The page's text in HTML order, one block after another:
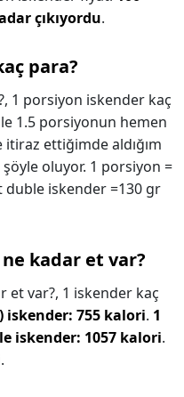
çıkıyordu.
para?
1 porsiyon iskender kaç
1.5 porsiyonun hemen
ettiğimde aldığım
oluyor. 1 porsiyon =
duble iskender =130 gr
kadar et var?
et var?, 1 iskender kaç
iskender: 755 kalori. 1
iskender: 1057 kalori.
.